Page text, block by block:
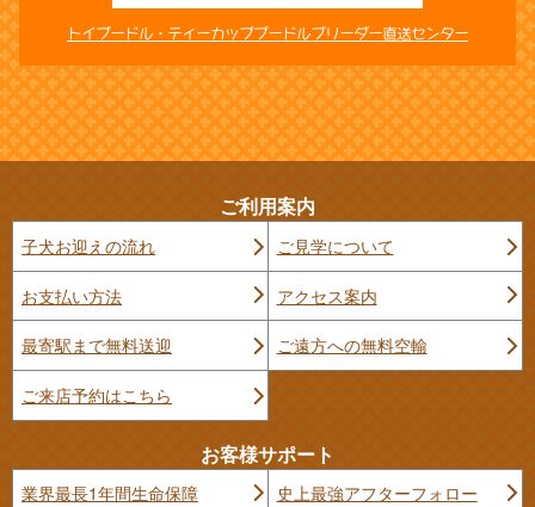
トイプードル・ティーカッププードルブリーダー直送センター
ご利用案内
子犬お迎えの流れ ご見学について
お支払い方法 アクセス案内
最寄駅まで無料送迎 ご遠方への無料空輸
ご来店予約はこちら
お客様サポート
業界最長1年間生命保障 史上最強アフターフォロー